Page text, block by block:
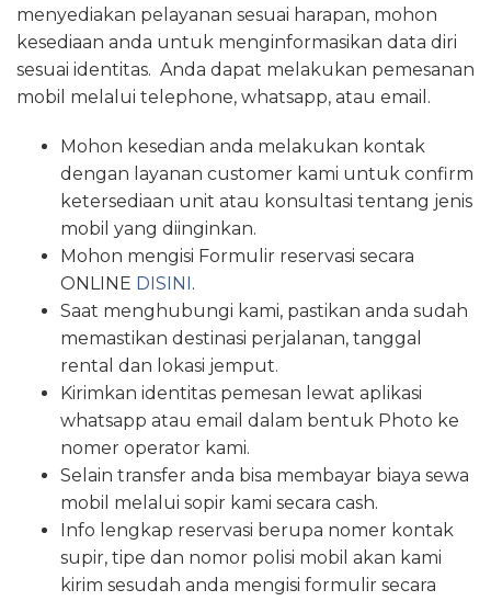
menyediakan pelayanan sesuai harapan, mohon
kesediaan anda untuk menginformasikan data diri
sesuai identitas. Anda dapat melakukan pemesanan
mobil melalui telephone, whatsapp, atau email.
Mohon kesedian anda melakukan kontak
dengan layanan customer kami untuk confirm
ketersediaan unit atau konsultasi tentang jenis
mobil yang diinginkan.
Mohon mengisi Formulir reservasi secara
ONLINE DISINI .
Saat menghubungi kami, pastikan anda sudah
memastikan destinasi perjalanan, tanggal
rental dan lokasi jemput.
Kirimkan identitas pemesan lewat aplikasi
whatsapp atau email dalam bentuk Photo ke
nomer operator kami.
Selain transfer anda bisa membayar biaya sewa
mobil melalui sopir kami secara cash.
Info lengkap reservasi berupa nomer kontak
supir, tipe dan nomor polisi mobil akan kami
kirim sesudah anda mengisi formulir secara